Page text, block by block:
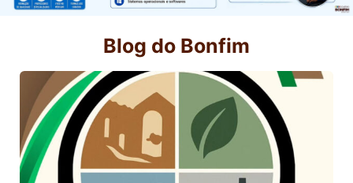
Blog do Bonfim